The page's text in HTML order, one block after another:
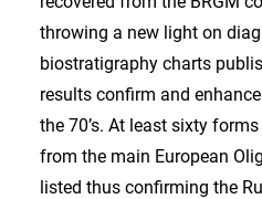
throwing a new light on
biostratigraphy charts
results confirm and
the 70’s. At least sixty
from the main European
listed thus confirming the